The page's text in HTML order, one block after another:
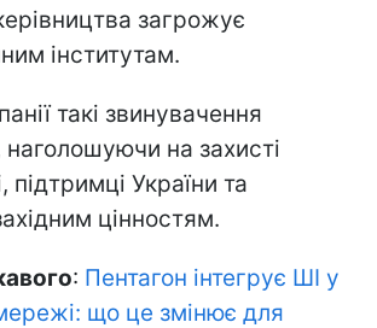
загрожує
інститутам.
такі звинувачення
наголошуючи на захисті
підтримці України та
цінностям.
: Пентагон інтегрує ШІ у
що це змінює для